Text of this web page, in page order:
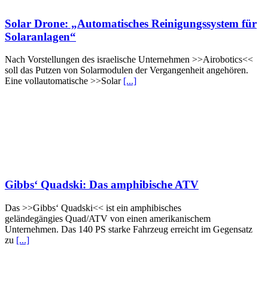
Solar Drone: „Automatisches Reinigungssystem für
Solaranlagen“
Nach Vorstellungen des israelische Unternehmen >>Airobotics<<
soll das Putzen von Solarmodulen der Vergangenheit angehören.
Eine vollautomatische >>Solar [...]
Gibbs‘ Quadski: Das amphibische ATV
Das >>Gibbs‘ Quadski<< ist ein amphibisches
geländegängies Quad/ATV von einen amerikanischem
Unternehmen. Das 140 PS starke Fahrzeug erreicht im Gegensatz
zu [...]